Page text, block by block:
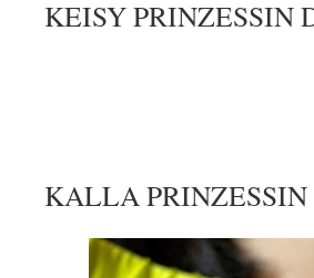
KEISY PRINZESSIN
KALLA PRINZESSIN